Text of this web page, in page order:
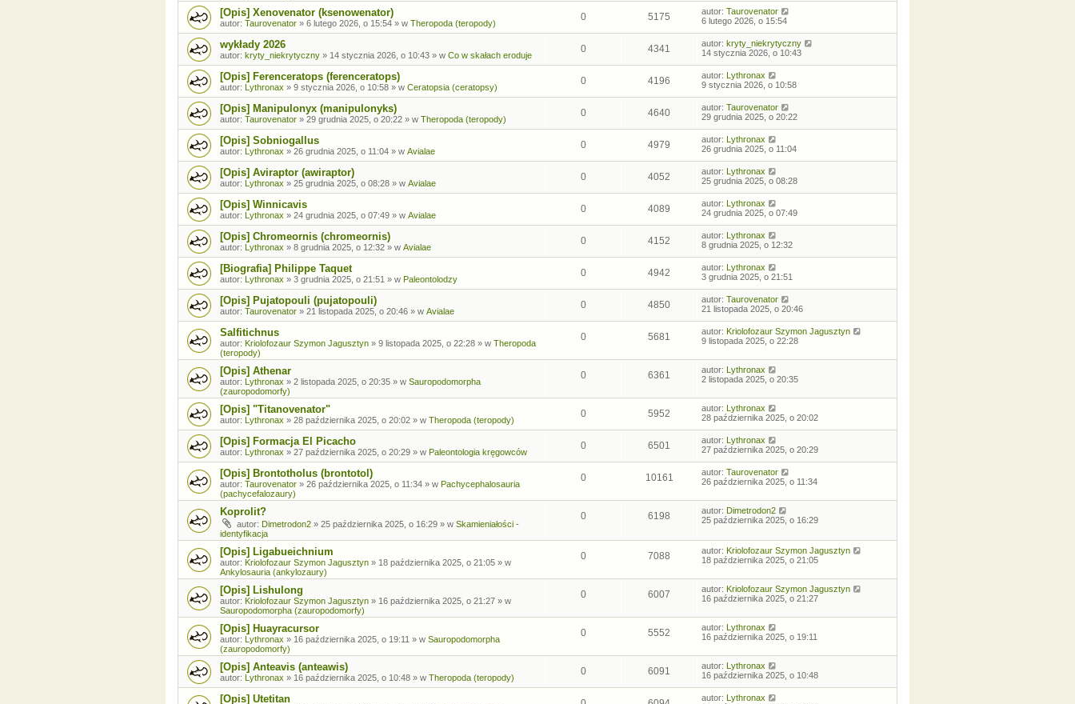
[Opis] Xenovenator (ksenowenator)
autor: Taurovenator » 6 lutego 2026, o 15:54 » w Theropoda (teropody)
0 5175 autor: Taurovenator
6 lutego 2026, o 15:54
wykłady 2026
autor: kryty_niekrytyczny » 14 stycznia 2026, o 10:43 » w Co w skałach eroduje
0 4341 autor: kryty_niekrytyczny
14 stycznia 2026, o 10:43
[Opis] Ferenceratops (ferenceratops)
autor: Lythronax » 9 stycznia 2026, o 10:58 » w Ceratopsia (ceratopsy)
0 4196 autor: Lythronax
9 stycznia 2026, o 10:58
[Opis] Manipulonyx (manipulonyks)
autor: Taurovenator » 29 grudnia 2025, o 20:22 » w Theropoda (teropody)
0 4640 autor: Taurovenator
29 grudnia 2025, o 20:22
[Opis] Sobniogallus
autor: Lythronax » 26 grudnia 2025, o 11:04 » w Avialae
0 4979 autor: Lythronax
26 grudnia 2025, o 11:04
[Opis] Aviraptor (awiraptor)
autor: Lythronax » 25 grudnia 2025, o 08:28 » w Avialae
0 4052 autor: Lythronax
25 grudnia 2025, o 08:28
[Opis] Winnicavis
autor: Lythronax » 24 grudnia 2025, o 07:49 » w Avialae
0 4089 autor: Lythronax
24 grudnia 2025, o 07:49
[Opis] Chromeornis (chromeornis)
autor: Lythronax » 8 grudnia 2025, o 12:32 » w Avialae
0 4152 autor: Lythronax
8 grudnia 2025, o 12:32
[Biografia] Philippe Taquet
autor: Lythronax » 3 grudnia 2025, o 21:51 » w Paleontolodzy
0 4942 autor: Lythronax
3 grudnia 2025, o 21:51
[Opis] Pujatopouli (pujatopouli)
autor: Taurovenator » 21 listopada 2025, o 20:46 » w Avialae
0 4850 autor: Taurovenator
21 listopada 2025, o 20:46
Salfitichnus
autor: Kriolofozaur Szymon Jagusztyn » 9 listopada 2025, o 22:28 » w Theropoda
(teropody)
0 5681 autor: Kriolofozaur Szymon Jagusztyn
9 listopada 2025, o 22:28
[Opis] Athenar
autor: Lythronax » 2 listopada 2025, o 20:35 » w Sauropodomorpha
(zauropodomorfy)
0 6361 autor: Lythronax
2 listopada 2025, o 20:35
[Opis] "Titanovenator"
autor: Lythronax » 28 października 2025, o 20:02 » w Theropoda (teropody)
0 5952 autor: Lythronax
28 października 2025, o 20:02
[Opis] Formacja El Picacho
autor: Lythronax » 27 października 2025, o 20:29 » w Paleontologia kręgowców
0 6501 autor: Lythronax
27 października 2025, o 20:29
[Opis] Brontotholus (brontotol)
autor: Taurovenator » 26 października 2025, o 11:34 » w Pachycephalosauria
(pachycefalozaury)
0 10161 autor: Taurovenator
26 października 2025, o 11:34
Koprolit?
autor: Dimetrodon2 » 25 października 2025, o 16:29 » w Skamieniałości -
identyfikacja
0 6198 autor: Dimetrodon2
25 października 2025, o 16:29
[Opis] Ligabueichnium
autor: Kriolofozaur Szymon Jagusztyn » 18 października 2025, o 21:05 » w
Ankylosauria (ankylozaury)
0 7088 autor: Kriolofozaur Szymon Jagusztyn
18 października 2025, o 21:05
[Opis] Lishulong
autor: Kriolofozaur Szymon Jagusztyn » 16 października 2025, o 21:27 » w
Sauropodomorpha (zauropodomorfy)
0 6007 autor: Kriolofozaur Szymon Jagusztyn
16 października 2025, o 21:27
[Opis] Huayracursor
autor: Lythronax » 16 października 2025, o 19:11 » w Sauropodomorpha
(zauropodomorfy)
0 5552 autor: Lythronax
16 października 2025, o 19:11
[Opis] Anteavis (anteawis)
autor: Lythronax » 16 października 2025, o 10:48 » w Theropoda (teropody)
0 6091 autor: Lythronax
16 października 2025, o 10:48
[Opis] Utetitan autor: Lythronax